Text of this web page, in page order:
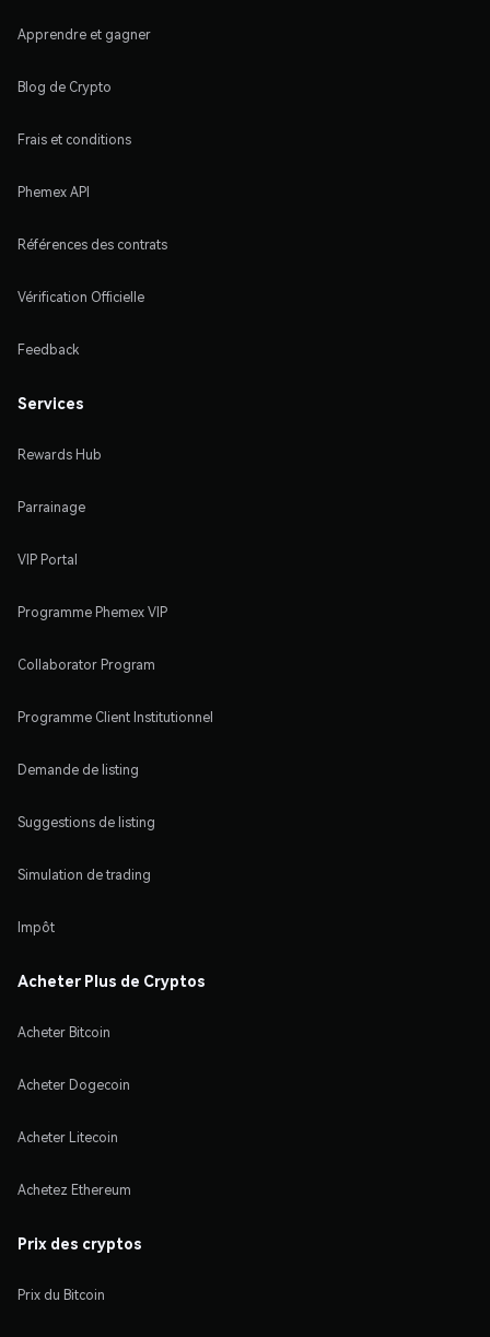
Apprendre et gagner
Blog de Crypto
Frais et conditions
Phemex API
Références des contrats
Vérification Officielle
Feedback
Services
Rewards Hub
Parrainage
VIP Portal
Programme Phemex VIP
Collaborator Program
Programme Client Institutionnel
Demande de listing
Suggestions de listing
Simulation de trading
Impôt
Acheter Plus de Cryptos
Acheter Bitcoin
Acheter Dogecoin
Acheter Litecoin
Achetez Ethereum
Prix des cryptos
Prix du Bitcoin